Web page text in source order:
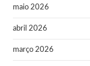
maio 2026
abril 2026
março 2026